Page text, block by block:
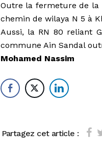
Outre la fermeture de la
chemin de wilaya N 5 à
Aussi, la RN 80 reliant
commune Ain Sandal
Mohamed Nassim
Partagez cet article :